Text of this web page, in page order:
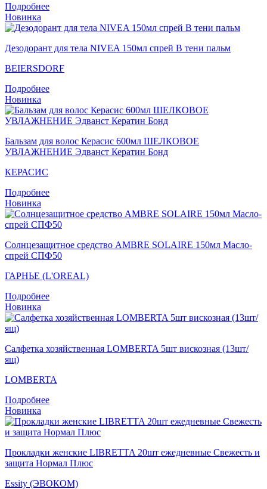
Подробнее
Новинка
Дезодорант для тела NIVEA 150мл спрей В тени пальм
BEIERSDORF
Подробнее
Новинка
Бальзам для волос Керасис 600мл ШЕЛКОВОЕ
УВЛАЖНЕНИЕ Эдванст Кератин Бонд
КЕРАСИС
Подробнее
Новинка
Солнцезащитное средство AMBRE SOLAIRE 150мл Масло-
спрей СПФ50
ГАРНЬЕ (L'OREAL)
Подробнее
Новинка
Салфетка хозяйственная LOMBERTA 5шт вискозная (13шт/
ящ)
LOMBERTA
Подробнее
Новинка
Прокладки женские LIBRETTA 20шт ежедневные Свежесть и
защита Нормал Плюс
Essity (ЭВОКОМ)